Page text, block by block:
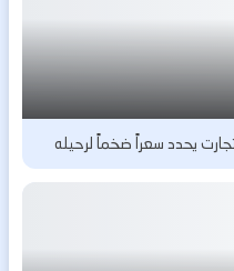
يحدد سعراً ضخماً لرحيله